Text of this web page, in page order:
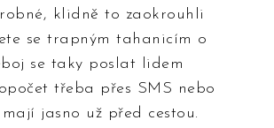
klidně to zaokrouhli
se trapným tahanicím o
se taky poslat lidem
třeba přes SMS nebo
jasno už před cestou.